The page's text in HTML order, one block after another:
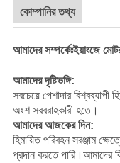
কোম্পানির তথ্য
আমাদের সম্পর্কেঃইয়াংজে
আমাদের দৃষ্টিভঙ্গি:
সবচেয়ে পেশাদার বিশ্বব্যাপী
অংশ সরবরাহকারী হতে।
আমাদের আজকের দিন:
হিমায়িত পরিবহন সরঞ্জাম
প্রদান করতে পারি।আমাদের